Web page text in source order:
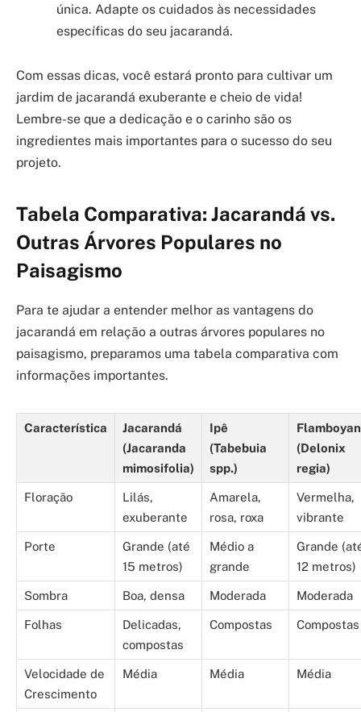
única. Adapte os cuidados às necessidades
específicas do seu jacarandá.
Com essas dicas, você estará pronto para cultivar um
jardim de jacarandá exuberante e cheio de vida!
Lembre-se que a dedicação e o carinho são os
ingredientes mais importantes para o sucesso do seu
projeto.
Tabela Comparativa: Jacarandá vs.
Outras Árvores Populares no
Paisagismo
Para te ajudar a entender melhor as vantagens do
jacarandá em relação a outras árvores populares no
paisagismo, preparamos uma tabela comparativa com
informações importantes.
Característica
Jacarandá
(Jacaranda
mimosifolia)
Ipê
(Tabebuia
spp.)
(Delonix
regia)
Floração
Lilás,
exuberante
Amarela,
rosa, roxa
Vermelha,
vibrante
Porte
Grande (até
15 metros)
Médio a
grande
Grande
12 metros)
Sombra Boa, densa Moderada Moderada
Folhas
Delicadas,
compostas
Compostas Compostas
Velocidade de
Crescimento
Média Média Média